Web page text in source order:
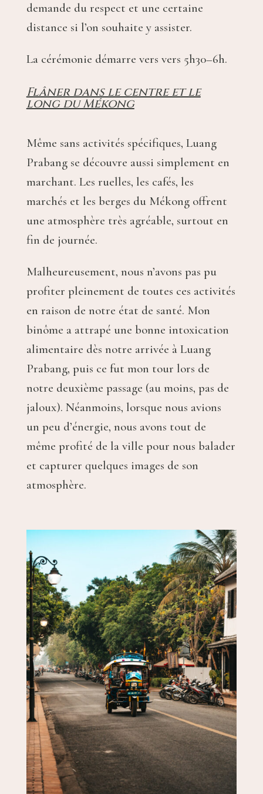
demande du respect et une certaine
distance si l’on souhaite y assister.
La cérémonie démarre vers vers 5h30–6h.
Flâner dans le centre et le
long du Mékong
Même sans activités spécifiques, Luang
Prabang se découvre aussi simplement en
marchant. Les ruelles, les cafés, les
marchés et les berges du Mékong offrent
une atmosphère très agréable, surtout en
fin de journée.
Malheureusement, nous n’avons pas pu
profiter pleinement de toutes ces activités
en raison de notre état de santé. Mon
binôme a attrapé une bonne intoxication
alimentaire dès notre arrivée à Luang
Prabang, puis ce fut mon tour lors de
notre deuxième passage (au moins, pas de
jaloux). Néanmoins, lorsque nous avions
un peu d’énergie, nous avons tout de
même profité de la ville pour nous balader
et capturer quelques images de son
atmosphère.